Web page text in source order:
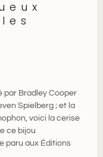
par Bradley Cooper
Spielberg ; et la
voici la cerise
ce bijou
paru aux Éditions